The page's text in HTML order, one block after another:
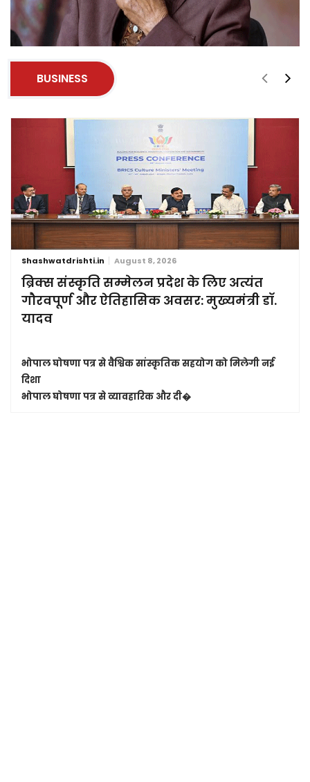
BUSINESS
Shashwatdrishti.in August 8, 2026
ब्रिक्स संस्कृति सम्मेलन प्रदेश के लिए अत्यंत
गौरवपूर्ण और ऐतिहासिक अवसर: मुख्यमंत्री डॉ.
यादव
भोपाल घोषणा पत्र से वैश्विक सांस्कृतिक सहयोग को मिलेगी नई
दिशा
भोपाल घोषणा पत्र से व्यावहारिक और दी�